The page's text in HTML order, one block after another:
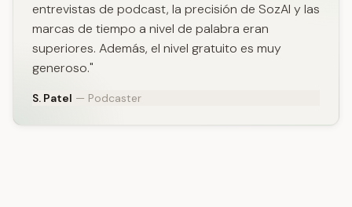
entrevistas de podcast, la precisión de SozAI y las
marcas de tiempo a nivel de palabra eran
superiores. Además, el nivel gratuito es muy
generoso."
S. Patel — Podcaster